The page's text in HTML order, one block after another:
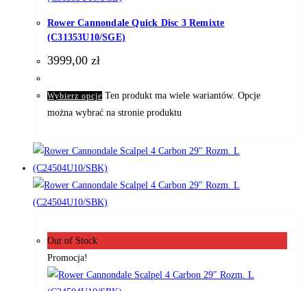
Rower Cannondale Quick Disc 3 Remixte
(C31353U10/SGE)
3999,00 zł
Wybierz opcje Ten produkt ma wiele wariantów. Opcje
można wybrać na stronie produktu
Out of Stock
Promocja!